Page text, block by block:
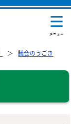
議会のうごき